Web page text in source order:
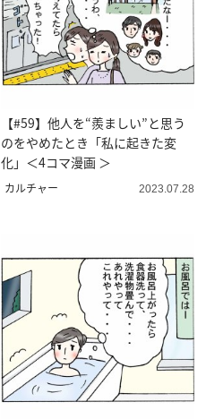
【#59】他人を“羨ましい”と思う
のをやめたとき「私に起きた変
化」＜4コマ漫画 ＞
カルチャー 2023.07.28